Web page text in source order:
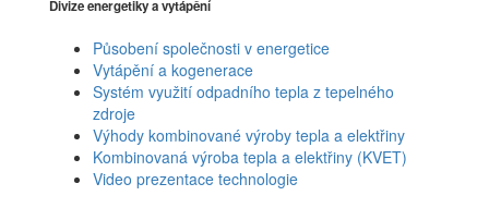
Divize energetiky a vytápění
Působení společnosti v energetice
Vytápění a kogenerace
Systém využití odpadního tepla z tepelného
zdroje
Výhody kombinované výroby tepla a elektřiny
Kombinovaná výroba tepla a elektřiny (KVET)
Video prezentace technologie